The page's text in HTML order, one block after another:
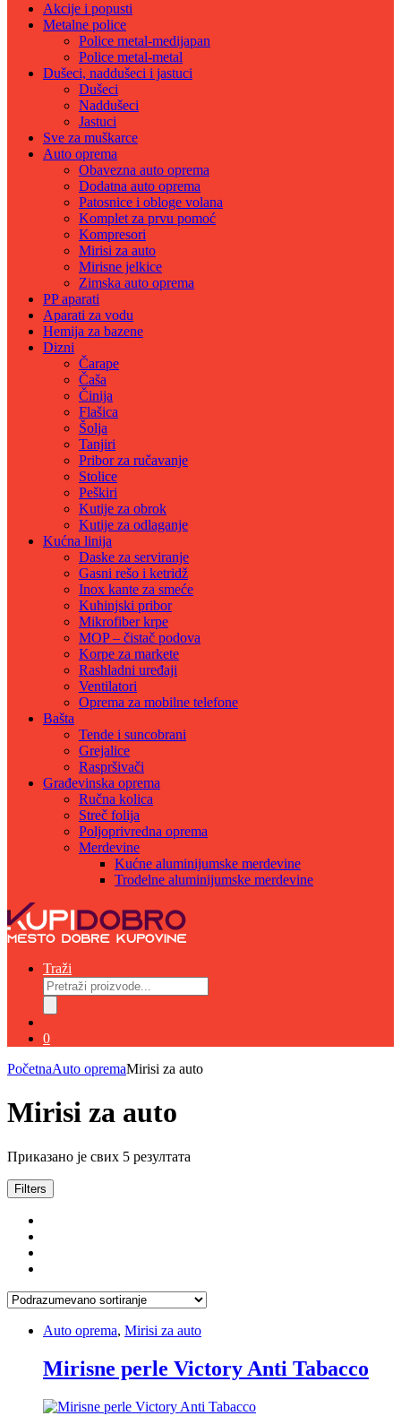
Akcije i popusti
Metalne police
Police metal-medijapan
Police metal-metal
Dušeci, naddušeci i jastuci
Dušeci
Naddušeci
Jastuci
Sve za muškarce
Auto oprema
Obavezna auto oprema
Dodatna auto oprema
Patosnice i obloge volana
Komplet za prvu pomoć
Kompresori
Mirisi za auto
Mirisne jelkice
Zimska auto oprema
PP aparati
Aparati za vodu
Hemija za bazene
Dizni
Čarape
Čaša
Činija
Flašica
Šolja
Tanjiri
Pribor za ručavanje
Stolice
Peškiri
Kutije za obrok
Kutije za odlaganje
Kućna linija
Daske za serviranje
Gasni rešo i ketridž
Inox kante za smeće
Kuhinjski pribor
Mikrofiber krpe
MOP – čistač podova
Korpe za markete
Rashladni uređaji
Ventilatori
Oprema za mobilne telefone
Bašta
Tende i suncobrani
Grejalice
Raspršivači
Građevinska oprema
Ručna kolica
Streč folija
Poljoprivredna oprema
Merdevine
Kućne aluminijumske merdevine
Trodelne aluminijumske merdevine
Traži
Products
search
0
PočetnaAuto opremaMirisi za auto
Mirisi za auto
Приказано је свих 5 резултата
Filters
Auto oprema, Mirisi za auto
Mirisne perle Victory Anti Tabacco